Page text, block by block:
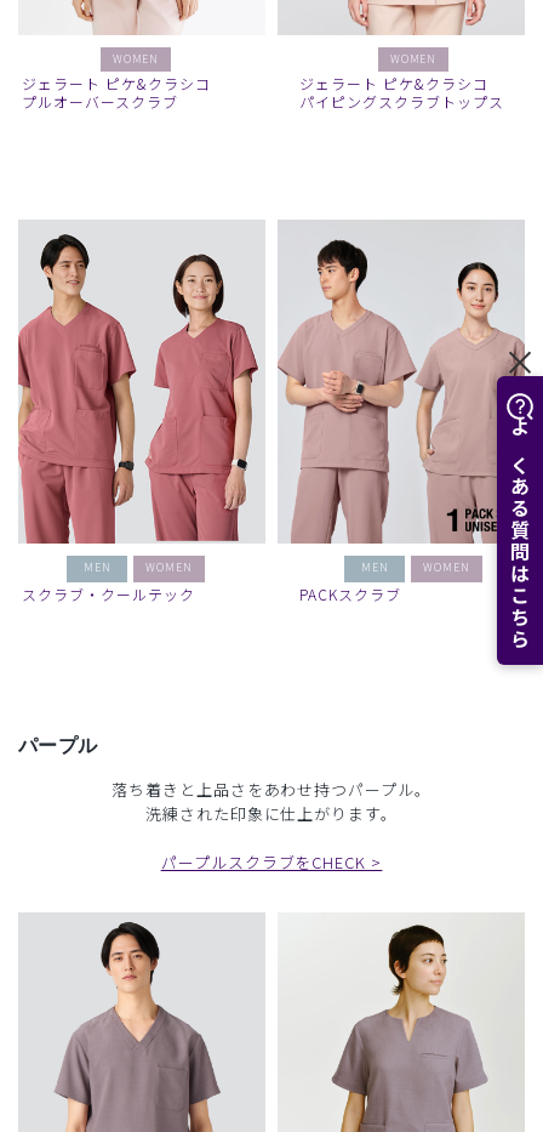
よくある質問はこちら
WOMEN
ジェラート ピケ&クラシコ
プルオーバースクラブ
WOMEN
ジェラート ピケ&クラシコ
パイピングスクラブトップス
MEN WOMEN
スクラブ・クールテック
MEN WOMEN
PACKスクラブ
パープル
落ち着きと上品さをあわせ持つパープル。
洗練された印象に仕上がります。
パープルスクラブをCHECK >